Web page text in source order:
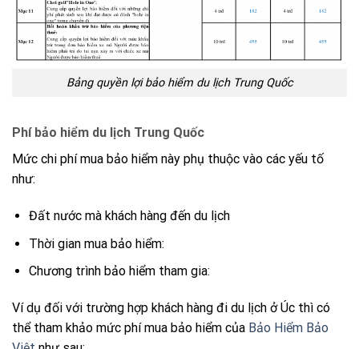
Bảng quyền lợi bảo hiểm du lịch Trung Quốc
Phí bảo hiểm du lịch Trung Quốc
Mức chi phí mua bảo hiểm này phụ thuộc vào các yếu tố
như:
Đất nước mà khách hàng đến du lịch
Thời gian mua bảo hiểm:
Chương trình bảo hiểm tham gia:
Ví dụ đối với trường hợp khách hàng đi du lịch ở Úc thì có
thể tham khảo mức phí mua bảo hiểm của Bảo Hiểm Bảo